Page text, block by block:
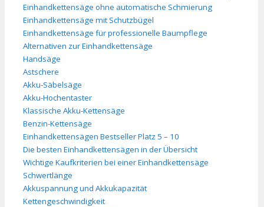
Einhandkettensäge ohne automatische Schmierung
Einhandkettensäge mit Schutzbügel
Einhandkettensäge für professionelle Baumpflege
Alternativen zur Einhandkettensäge
Handsäge
Astschere
Akku-Säbelsäge
Akku-Hochentaster
Klassische Akku-Kettensäge
Benzin-Kettensäge
Einhandkettensägen Bestseller Platz 5 – 10
Die besten Einhandkettensägen in der Übersicht
Wichtige Kaufkriterien bei einer Einhandkettensäge
Schwertlänge
Akkuspannung und Akkukapazität
Kettengeschwindigkeit